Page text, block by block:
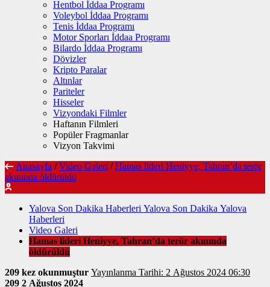
Hentbol İddaa Programı
Voleybol İddaa Programı
Tenis İddaa Programı
Motor Sporları İddaa Programı
Bilardo İddaa Programı
Dövizler
Kripto Paralar
Altınlar
Pariteler
Hisseler
Vizyondaki Filmler
Haftanın Filmleri
Popüler Fragmanlar
Vizyon Takvimi
Anasayfa / Video Galeri / Hamas lideri Heniyye, Tahran’da terör
akınında öldürüldü
Yalova Son Dakika Haberleri Yalova Son Dakika Yalova
Haberleri
Video Galeri
Hamas lideri Heniyye, Tahran’da terör akınında
öldürüldü
209 kez okunmuştur
Yayınlanma Tarihi: 2 Ağustos 2024 06:30
209 2 Ağustos 2024